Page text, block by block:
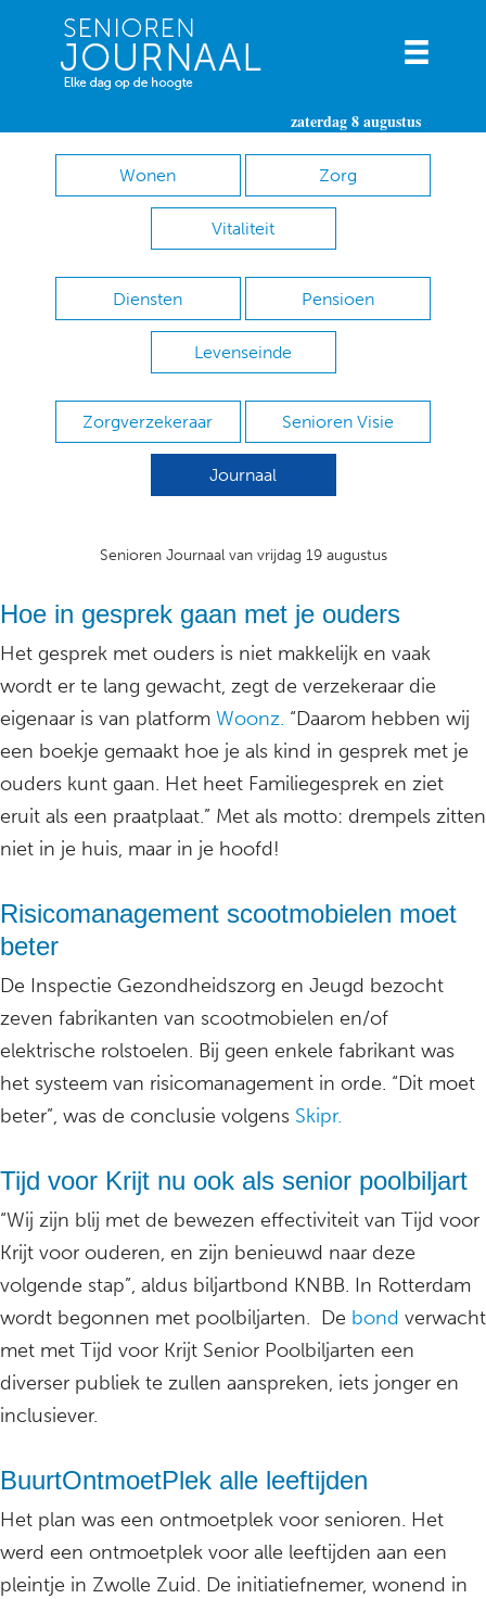
zaterdag 8 augustus
Wonen Zorg
Vitaliteit
Diensten Pensioen
Levenseinde
Zorgverzekeraar Senioren Visie
Journaal
Senioren Journaal van vrijdag 19 augustus
Hoe in gesprek gaan met je ouders
Het gesprek met ouders is niet makkelijk en vaak
wordt er te lang gewacht, zegt de verzekeraar die
eigenaar is van platform Woonz. “Daarom hebben wij
een boekje gemaakt hoe je als kind in gesprek met je
ouders kunt gaan. Het heet Familiegesprek en ziet
eruit als een praatplaat.” Met als motto: drempels zitten
niet in je huis, maar in je hoofd!
Risicomanagement scootmobielen moet
beter
De Inspectie Gezondheidszorg en Jeugd bezocht
zeven fabrikanten van scootmobielen en/of
elektrische rolstoelen. Bij geen enkele fabrikant was
het systeem van risicomanagement in orde. “Dit moet
beter”, was de conclusie volgens Skipr.
Tijd voor Krijt nu ook als senior poolbiljart
“Wij zijn blij met de bewezen effectiviteit van Tijd voor
Krijt voor ouderen, en zijn benieuwd naar deze
volgende stap”, aldus biljartbond KNBB. In Rotterdam
wordt begonnen met poolbiljarten. De bond verwacht
met met Tijd voor Krijt Senior Poolbiljarten een
diverser publiek te zullen aanspreken, iets jonger en
inclusiever.
BuurtOntmoetPlek alle leeftijden
Het plan was een ontmoetplek voor senioren. Het
werd een ontmoetplek voor alle leeftijden aan een
pleintje in Zwolle Zuid. De initiatiefnemer, wonend in